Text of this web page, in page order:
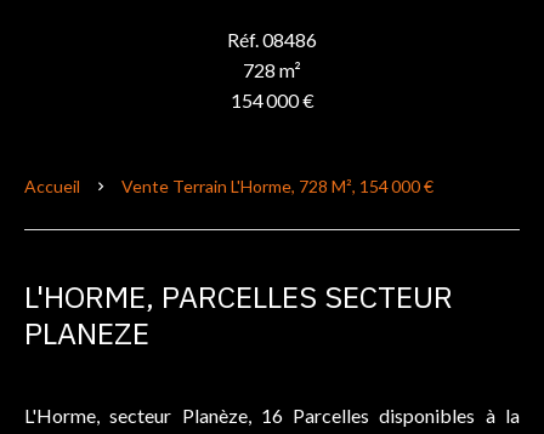
Réf. 08486
728 m²
154 000 €
Accueil Vente Terrain L'Horme, 728 M², 154 000 €
L'HORME, PARCELLES SECTEUR
PLANEZE
L'Horme, secteur Planèze, 16 Parcelles disponibles à la